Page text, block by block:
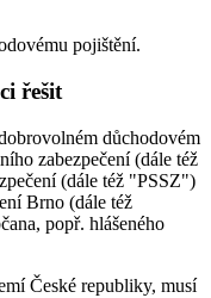
pojištění.
řešit
důchodovém
zabezpečení (dále též
(dále též "PSSZ")
Brno (dále též
popř. hlášeného
České republiky, musí